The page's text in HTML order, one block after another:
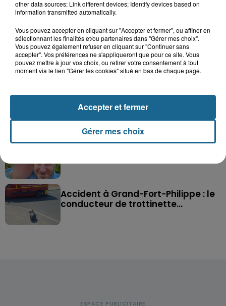
Saint-Omer : un enfant gravement brûlé
après l'explosion d'un jouet...
Hazebrouck : victime d'un accident,
Lucas s'en est allé brutalement...
Disparition inquiétante à Cappelle-
Accident à Grand-Fort-Philippe : le
conducteur de trottinette...
other data sources; Link different devices; Identify devices based on
information transmitted automatically.
Vous pouvez accepter en cliquant sur "Accepter et fermer", ou affiner en
sélectionnant les finalités et/ou partenaires dans "Gérer mes choix".
Vous pouvez également refuser en cliquant sur "Continuer sans
accepter". Vos préférences ne s'appliqueront que pour ce site. Vous
pouvez mettre à jour vos choix, ou retirer votre consentement à tout
moment via le lien "Gérer les cookies" situé en bas de chaque page.
Gérer mes choix
Accepter et fermer